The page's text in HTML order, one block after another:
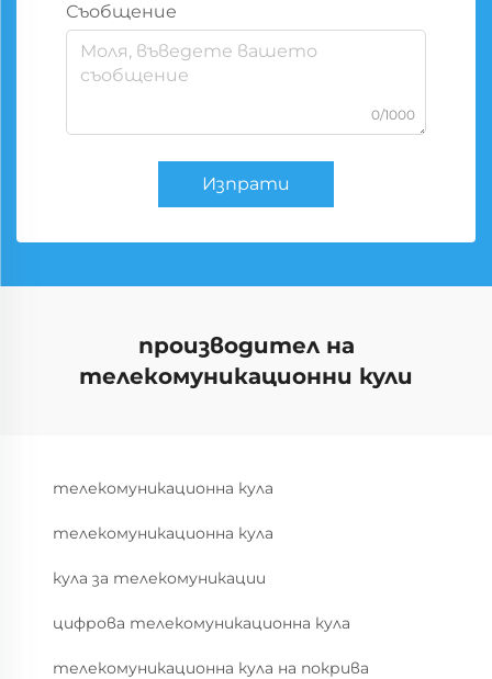
Съобщение
0/1000
Изпрати
производител на
телекомуникационни кули
телекомуникационна кула
телекомуникационна кула
кула за телекомуникации
цифрова телекомуникационна кула
телекомуникационна кула на покрива